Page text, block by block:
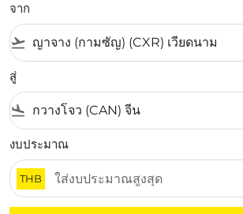
จาก
flight_takeoff
สู่
flight_land
งบประมาณ
THB